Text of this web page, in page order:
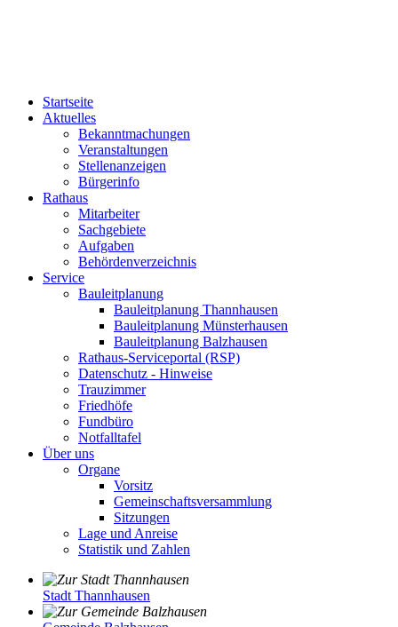
Startseite
Aktuelles
Bekanntmachungen
Veranstaltungen
Stellenanzeigen
Bürgerinfo
Rathaus
Mitarbeiter
Sachgebiete
Aufgaben
Behördenverzeichnis
Service
Bauleitplanung
Bauleitplanung Thannhausen
Bauleitplanung Münsterhausen
Bauleitplanung Balzhausen
Rathaus-Serviceportal (RSP)
Datenschutz - Hinweise
Trauzimmer
Friedhöfe
Fundbüro
Notfalltafel
Über uns
Organe
Vorsitz
Gemeinschaftsversammlung
Sitzungen
Lage und Anreise
Statistik und Zahlen
Stadt Thannhausen